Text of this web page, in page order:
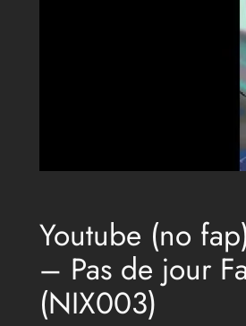
Youtube (no
– Pas de jour
(NIX003)